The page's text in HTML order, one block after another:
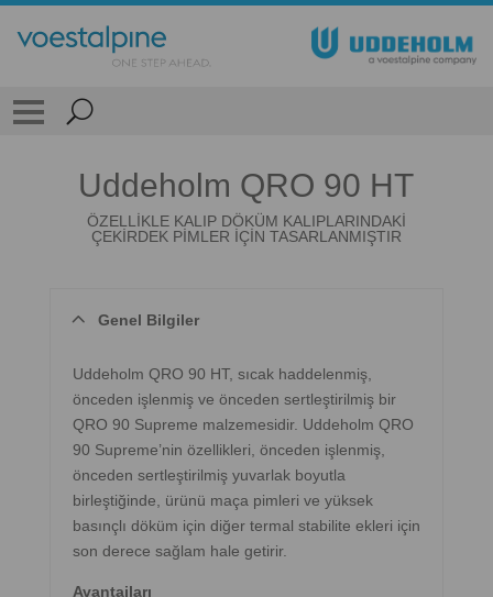
Uddeholm QRO 90 HT
ÖZELLİKLE KALIP DÖKÜM KALIPLARINDAKİ
ÇEKİRDEK PİMLER İÇİN TASARLANMIŞTIR
Genel Bilgiler
Uddeholm QRO 90 HT, sıcak haddelenmiş,
önceden işlenmiş ve önceden sertleştirilmiş bir
QRO 90 Supreme malzemesidir. Uddeholm QRO
90 Supreme’nin özellikleri, önceden işlenmiş,
önceden sertleştirilmiş yuvarlak boyutla
birleştiğinde, ürünü maça pimleri ve yüksek
basınçlı döküm için diğer termal stabilite ekleri için
son derece sağlam hale getirir.
Avantajları